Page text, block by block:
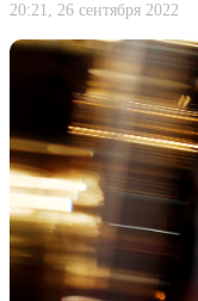
20:21, 26 сентября 2022